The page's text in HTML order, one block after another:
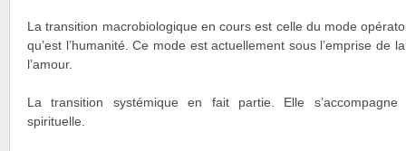
La transition macrobiologique en cours est celle du mode
qu’est l’humanité. Ce mode est actuellement sous l’emprise de
l’amour.
La transition systémique en fait partie. Elle s’accompagne
spirituelle.